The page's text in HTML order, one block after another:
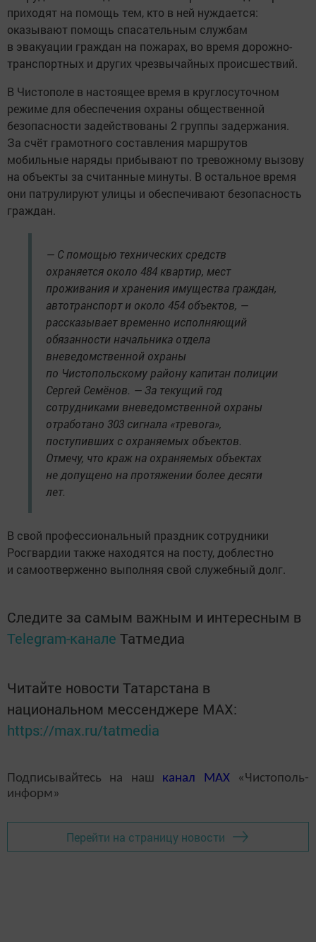
приходят на помощь тем, кто в ней нуждается:
оказывают помощь спасательным службам
в эвакуации граждан на пожарах, во время дорожно-
транспортных и других чрезвычайных происшествий.
В Чистополе в настоящее время в круглосуточном
режиме для обеспечения охраны общественной
безопасности задействованы 2 группы задержания.
За счёт грамотного составления маршрутов
мобильные наряды прибывают по тревожному вызову
на объекты за считанные минуты. В остальное время
они патрулируют улицы и обеспечивают безопасность
граждан.
— С помощью технических средств
охраняется около 484 квартир, мест
проживания и хранения имущества граждан,
автотранспорт и около 454 объектов, —
рассказывает временно исполняющий
обязанности начальника отдела
вневедомственной охраны
по Чистопольскому району капитан полиции
Сергей Семёнов. — За текущий год
сотрудниками вневедомственной охраны
отработано 303 сигнала «тревога»,
поступивших с охраняемых объектов.
Отмечу, что краж на охраняемых объектах
не допущено на протяжении более десяти
лет.
В свой профессиональный праздник сотрудники
Росгвардии также находятся на посту, доблестно
и самоотверженно выполняя свой служебный долг.
Следите за самым важным и интересным в
Telegram-канале Татмедиа
Читайте новости Татарстана в
национальном мессенджере MАХ:
https://max.ru/tatmedia
Подписывайтесь на наш канал MAX«Чистополь-
информ»
Перейти на страницу новости